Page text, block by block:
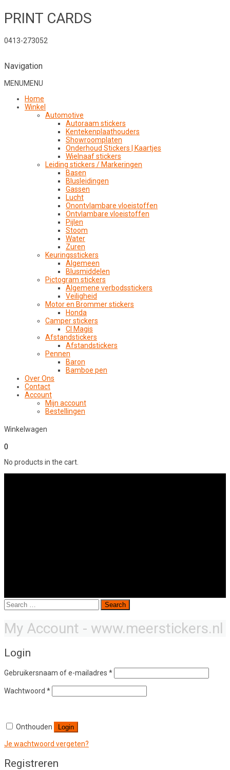
PRINT CARDS
0413-273052
Navigation
MENUMENU
Home
Winkel
Automotive
Autoraam stickers
Kentekenplaathouders
Showroomplaten
Onderhoud Stickers | Kaartjes
Wielnaaf stickers
Leiding stickers / Markeringen
Basen
Blusleidingen
Gassen
Lucht
Onontvlambare vloeistoffen
Ontvlambare vloeistoffen
Pijlen
Stoom
Water
Zuren
Keuringsstickers
Algemeen
Blusmiddelen
Pictogram stickers
Algemene verbodsstickers
Veiligheid
Motor en Brommer stickers
Honda
Camper stickers
CI Magis
Afstandstickers
Afstandstickers
Pennen
Baron
Bamboe pen
Over Ons
Contact
Account
Mijn account
Bestellingen
Winkelwagen
0
No products in the cart.
Search
for:
My Account - www.meerstickers.nl
Login
Gebruikersnaam of e-mailadres *Vereist
Wachtwoord *Vereist
Onthouden Login
Je wachtwoord vergeten?
Registreren